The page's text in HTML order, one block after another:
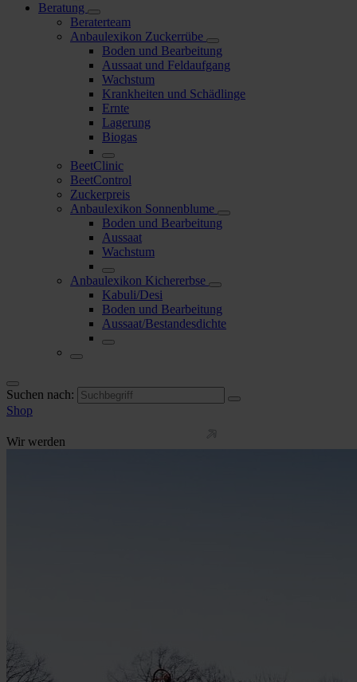
Beratung
Beraterteam
Anbaulexikon Zuckerrübe
Boden und Bearbeitung
Aussaat und Feldaufgang
Wachstum
Krankheiten und Schädlinge
Ernte
Lagerung
Biogas
BeetClinic
BeetControl
Zuckerpreis
Anbaulexikon Sonnenblume
Boden und Bearbeitung
Aussaat
Wachstum
Anbaulexikon Kichererbse
Kabuli/Desi
Boden und Bearbeitung
Aussaat/Bestandesdichte
Suchen nach:
Shop
Wir werden